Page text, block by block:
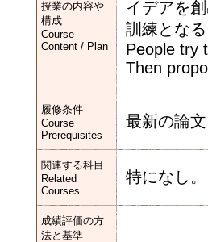
授業の内容や
構成
Course
Content / Plan
イデアを
訓練となる
People try
Then
履修条件
Course
Prerequisites
最新の論
関連する科目
Related
Courses
特になし。
成績評価の方
法と基準